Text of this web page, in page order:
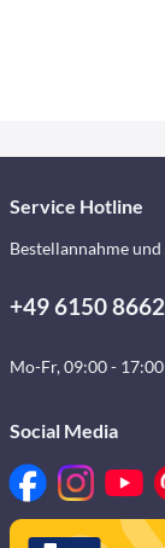
Service Hotline
Bestellannahme
+49 6150
Mo-Fr, 09:00 -
Social Media